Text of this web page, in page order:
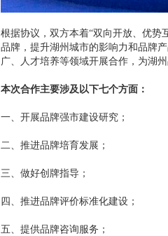
根据协议，双方本着“双向开放、优势
品牌，提升湖州城市的影响力和品牌
广、人才培养等领域开展合作，为湖
本次合作主要涉及以下七个方面：
一、开展品牌强市建设研究；
二、推进品牌培育发展；
三、做好创牌指导；
四、推进品牌评价标准化建设；
五、提供品牌咨询服务；